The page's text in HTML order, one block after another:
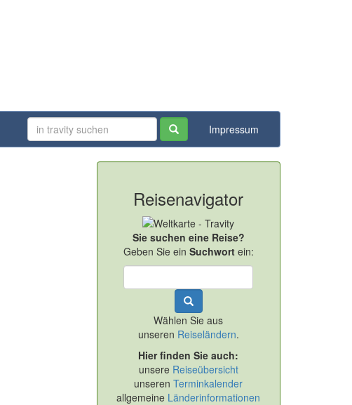
Impressum
Reisenavigator
Sie suchen eine Reise?
Geben Sie ein Suchwortein:
Wählen Sie aus
unseren Reiseländern.
Hier finden Sie auch:
unsere Reiseübersicht
unserenTerminkalender
allgemeine Länderinformationen